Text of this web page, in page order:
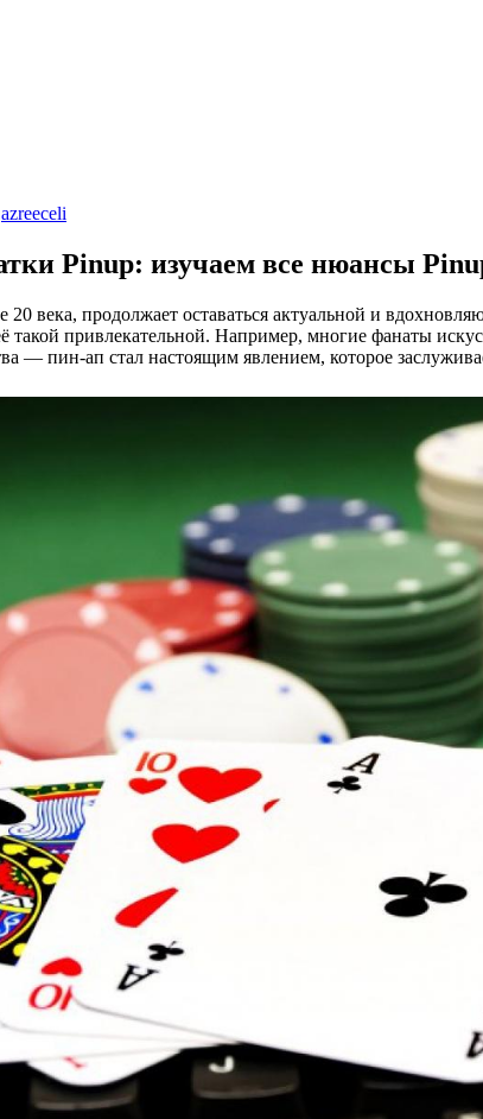
azreeceli
Pinup: изучаем все нюансы
20 века, продолжает оставаться актуальной и
такой привлекательной. Например, многие фанаты
— пин-ап стал настоящим явлением, которое